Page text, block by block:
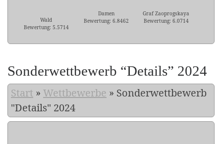
Wald
Bewertung: 5.5714
Damen
Bewertung: 6.8462
Graf Zaoprogskaya
Bewertung: 6.0714
Sonderwettbewerb “Details” 2024
Start » Wettbewerbe » Sonderwettbewerb
"Details" 2024